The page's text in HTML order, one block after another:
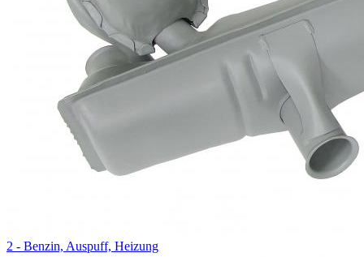
2 - Benzin, Auspuff, Heizung